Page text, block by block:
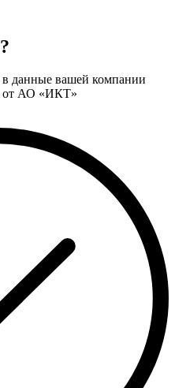
в данные вашей компании
от АО «ИКТ»